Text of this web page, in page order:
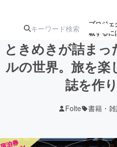
プロジェ
載するに
注目のリ 注目の新着プ
ジェクト
ときめきが詰ま
ルの世界。旅を
誌を作
Folte 書籍・